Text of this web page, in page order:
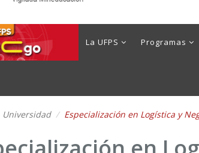
La UFPS Programas
Universidad Especialización en Logística y